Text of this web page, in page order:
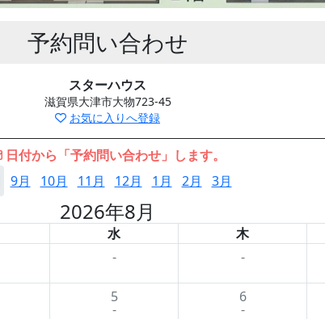
予約問い合わせ
スターハウス
滋賀県大津市大物723-45
お気に入りへ登録
日付から「予約問い合わせ」します。
9月 10月 11月 12月 1月 2月 3月
2026年8月
水 木
- -
5
-
6
-